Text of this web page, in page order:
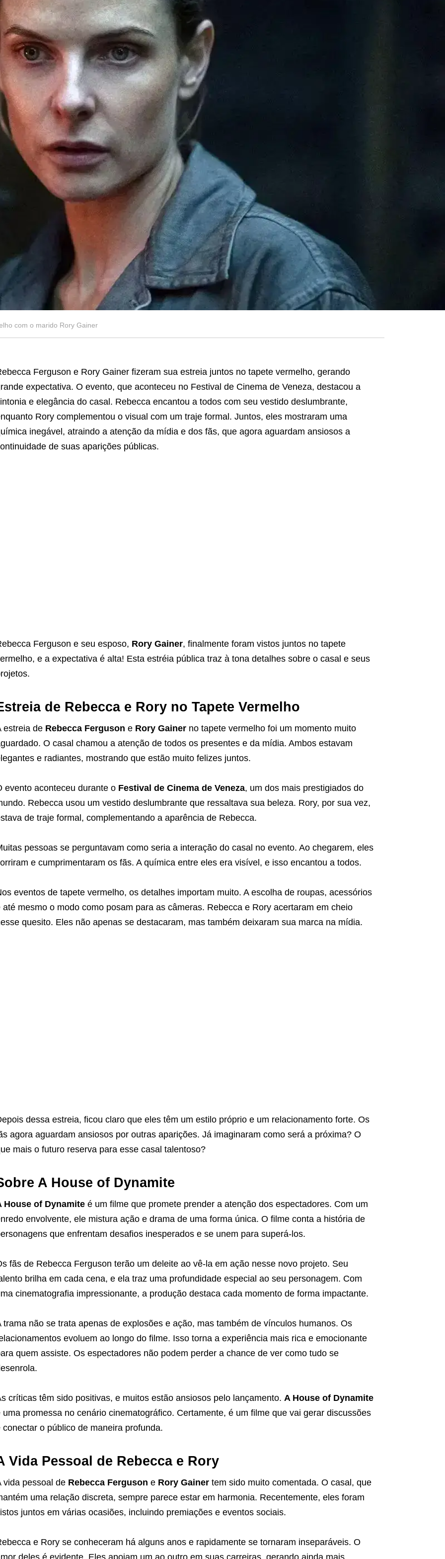
com o marido Rory Gainer
Ferguson e Rory Gainer fizeram sua estreia juntos no tapete vermelho, gerando
expectativa. O evento, que aconteceu no Festival de Cinema de Veneza, destacou a
e elegância do casal. Rebecca encantou a todos com seu vestido deslumbrante,
Rory complementou o visual com um traje formal. Juntos, eles mostraram uma
inegável, atraindo a atenção da mídia e dos fãs, que agora aguardam ansiosos a
de suas aparições públicas.
Ferguson e seu esposo, Rory Gainer, finalmente foram vistos juntos no tapete
e a expectativa é alta! Esta estréia pública traz à tona detalhes sobre o casal e seus
de Rebecca e Rory no Tapete Vermelho
estreia de Rebecca Ferguson e Rory Gainerno tapete vermelho foi um momento muito
O casal chamou a atenção de todos os presentes e da mídia. Ambos estavam
e radiantes, mostrando que estão muito felizes juntos.
evento aconteceu durante o Festival de Cinema de Veneza, um dos mais prestigiados do
Rebecca usou um vestido deslumbrante que ressaltava sua beleza. Rory, por sua vez,
de traje formal, complementando a aparência de Rebecca.
pessoas se perguntavam como seria a interação do casal no evento. Ao chegarem, eles
e cumprimentaram os fãs. A química entre eles era visível, e isso encantou a todos.
eventos de tapete vermelho, os detalhes importam muito. A escolha de roupas, acessórios
até mesmo o modo como posam para as câmeras. Rebecca e Rory acertaram em cheio
quesito. Eles não apenas se destacaram, mas também deixaram sua marca na mídia.
dessa estreia, ficou claro que eles têm um estilo próprio e um relacionamento forte. Os
agora aguardam ansiosos por outras aparições. Já imaginaram como será a próxima? O
mais o futuro reserva para esse casal talentoso?
A House of Dynamite
House of Dynamiteé um filme que promete prender a atenção dos espectadores. Com um
envolvente, ele mistura ação e drama de uma forma única. O filme conta a história de
que enfrentam desafios inesperados e se unem para superá-los.
fãs de Rebecca Ferguson terão um deleite ao vê-la em ação nesse novo projeto. Seu
brilha em cada cena, e ela traz uma profundidade especial ao seu personagem. Com
cinematografia impressionante, a produção destaca cada momento de forma impactante.
trama não se trata apenas de explosões e ação, mas também de vínculos humanos. Os
evoluem ao longo do filme. Isso torna a experiência mais rica e emocionante
quem assiste. Os espectadores não podem perder a chance de ver como tudo se
críticas têm sido positivas, e muitos estão ansiosos pelo lançamento. A House of Dynamite
uma promessa no cenário cinematográfico. Certamente, é um filme que vai gerar discussões
conectar o público de maneira profunda.
Vida Pessoal de Rebecca e Rory
vida pessoal de Rebecca Ferguson e Rory Gainertem sido muito comentada. O casal, que
uma relação discreta, sempre parece estar em harmonia. Recentemente, eles foram
juntos em várias ocasiões, incluindo premiações e eventos sociais.
e Rory se conheceram há alguns anos e rapidamente se tornaram inseparáveis. O
deles é evidente. Eles apoiam um ao outro em suas carreiras, gerando ainda mais